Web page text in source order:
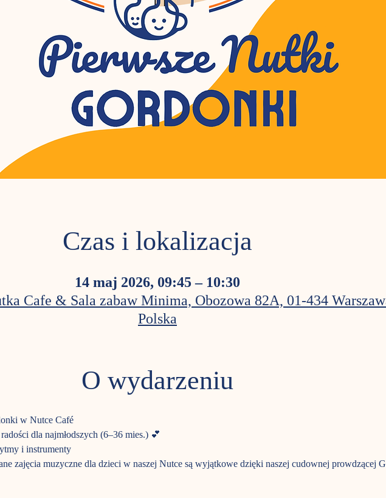
Czas i lokalizacja
14 maj 2026, 09:45 – 10:30
Cafe & Sala zabaw Minima, Obozowa 82A, 01-434
Polska
O wydarzeniu
w Nutce Café
dla najmłodszych (6–36 mies.) 💕
i instrumenty
zajęcia muzyczne dla dzieci w naszej Nutce są wyjątkowe dzięki naszej cudownej prowdzącej